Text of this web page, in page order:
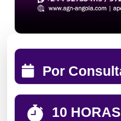
Por
10 HORAS